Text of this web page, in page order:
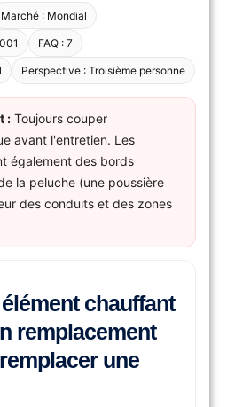
Marché : Mondial
FAQ : 7
Perspective : Troisième personne
: Toujours couper
avant l'entretien. Les
également des bords
la peluche (une poussière
des conduits et des zones
chauffant
remplacement
une